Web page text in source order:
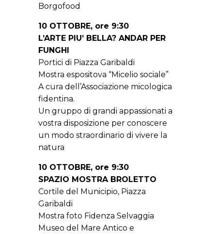
Borgofood
10 OTTOBRE, ore 9:30
L’ARTE PIU’ BELLA? ANDAR PER
FUNGHI
Portici di Piazza Garibaldi
Mostra espositova “Micelio sociale”
A cura dell’Associazione micologica
fidentina.
Un gruppo di grandi appassionati a
vostra disposizione per conoscere
un modo straordinario di vivere la
natura
10 OTTOBRE, ore 9:30
SPAZIO MOSTRA BROLETTO
Cortile del Municipio, Piazza
Garibaldi
Mostra foto Fidenza Selvaggia
Museo del Mare Antico e